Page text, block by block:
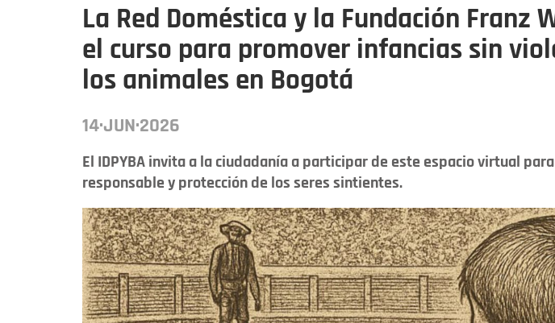
La Red Doméstica y la Fundación Franz
el curso para promover infancias sin
los animales en Bogotá
14·JUN·2026
El IDPYBA invita a la ciudadanía a participar de este espacio virtual
responsable y protección de los seres sintientes.